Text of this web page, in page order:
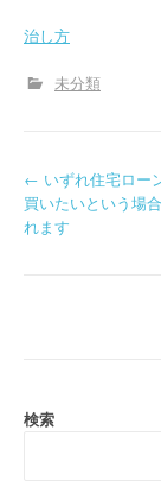
治し方
未分類
P
o
a
← いずれ住宅ロー
買いたいという場
れます
検索